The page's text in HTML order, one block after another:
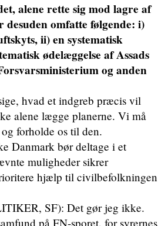
alene rette sig mod lagre af
desuden omfatte følgende: i)
ii) en systematisk
ødelæggelse af Assads
og anden
hvad et indgreb præcis vil
alene lægge planerne. Vi må
forholde os til den.
Danmark bør deltage i et
muligheder sikrer
hjælp til civilbefolkningen
SF): Det gør jeg ikke.
på FN-sporet, for syrernes